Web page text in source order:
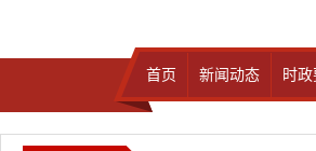
首页 新闻动态 时政